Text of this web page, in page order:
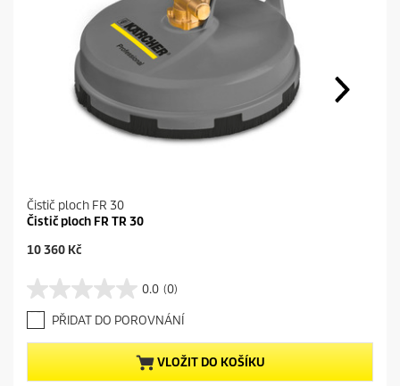
Čistič ploch FR 30
Čistič ploch FR TR 30
C
e
n
t
p
r
10 360 Kč
0.0 (0)
0
.
0
z
5
h
PŘIDAT DO POROVNÁNÍ
VLOŽIT DO KOŠÍKU